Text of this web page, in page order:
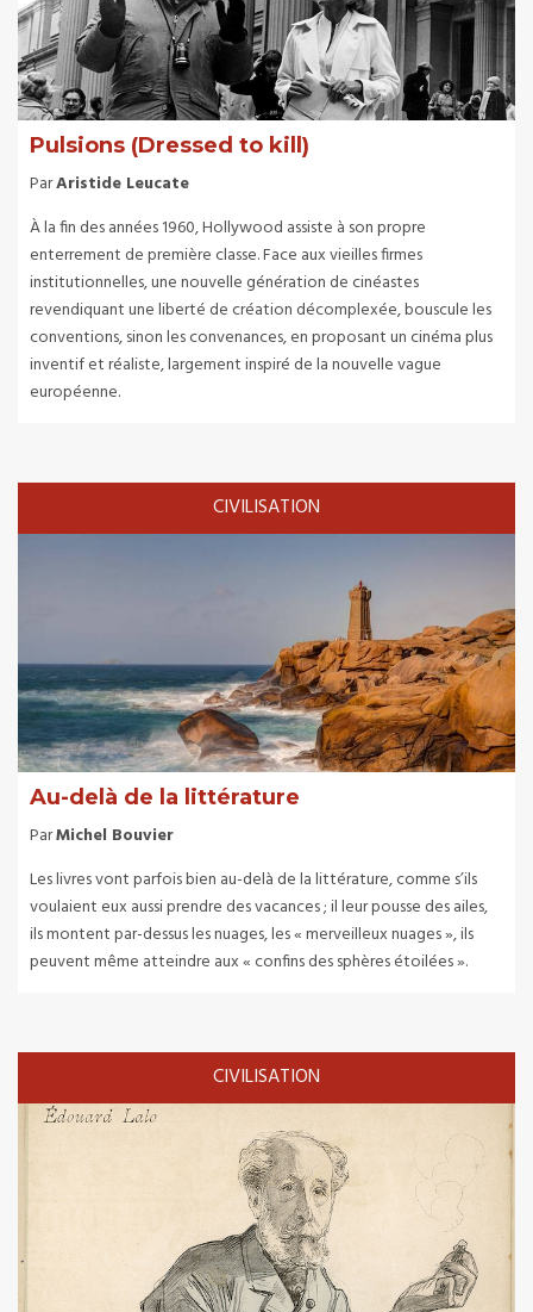
Pulsions (Dressed to kill)
ParAristide Leucate
À la fin des années 1960, Hollywood assiste à son propre
enterrement de première classe. Face aux vieilles firmes
institutionnelles, une nouvelle génération de cinéastes
revendiquant une liberté de création décomplexée, bouscule les
conventions, sinon les convenances, en proposant un cinéma plus
inventif et réaliste, largement inspiré de la nouvelle vague
européenne.
CIVILISATION
Au-delà de la littérature
ParMichel Bouvier
Les livres vont parfois bien au-delà de la littérature, comme s’ils
voulaient eux aussi prendre des vacances ; il leur pousse des ailes,
ils montent par-dessus les nuages, les « merveilleux nuages », ils
peuvent même atteindre aux « confins des sphères étoilées ».
CIVILISATION